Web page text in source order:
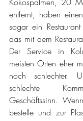
entfernt, haben
sogar ein
das mit dem
Der Service in
meisten Orten eher
noch schlechter.
schlechte
Geschäftssinn.
bestelle und zur